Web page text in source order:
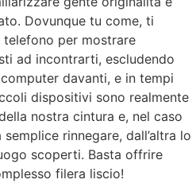
Dovunque tu come, ti
per mostrare
ad incontrarti, escludendo
davanti, e in tempi
dispositivi sono realmente
nostra cintura e, nel caso
rinnegare, dall’altra lo
scoperti. Basta offrire
filera liscio!